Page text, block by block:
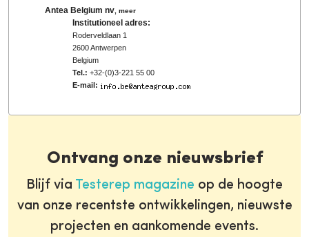
Antea Belgium nv ,meer
Institutioneel adres:
Roderveldlaan 1
2600 Antwerpen
Belgium
Tel.: +32-(0)3-221 55 00
E-mail:
Ontvang onze nieuwsbrief
Blijf via Testerep magazine op de hoogte
van onze recentste ontwikkelingen, nieuwste
projecten en aankomende events.